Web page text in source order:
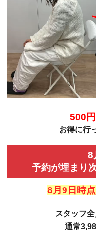
500円
お得に行
8
予約が埋まり
8月9日時
スタッフ
通常